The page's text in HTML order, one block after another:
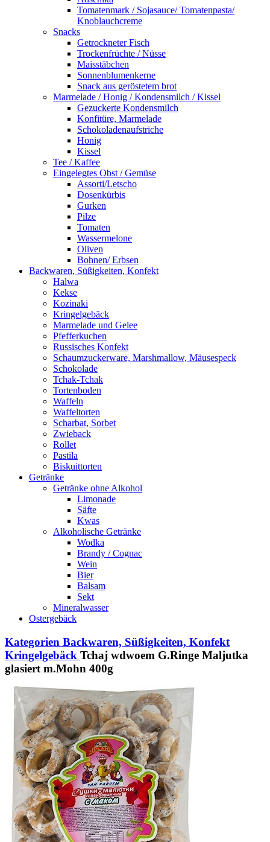
Tomatenmark / Sojasauce/ Tomatenpasta/
Knoblauchcreme
Snacks
Getrockneter Fisch
Trockenfrüchte / Nüsse
Maisstäbchen
Sonnenblumenkerne
Snack aus geröstetem brot
Marmelade / Honig / Kondensmilch / Kissel
Gezuckerte Kondensmilch
Konfitüre, Marmelade
Schokoladenaufstriche
Honig
Kissel
Tee / Kaffee
Eingelegtes Obst / Gemüse
Assorti/Letscho
Dosenkürbis
Gurken
Pilze
Tomaten
Wassermelone
Oliven
Bohnen/ Erbsen
Backwaren, Süßigkeiten, Konfekt
Halwa
Kekse
Kozinaki
Kringelgebäck
Marmelade und Gelee
Pfefferkuchen
Russisches Konfekt
Schaumzuckerware, Marshmallow, Mäusespeck
Schokolade
Tchak-Tchak
Tortenboden
Waffeln
Waffeltorten
Scharbat, Sorbet
Zwieback
Rollet
Pastila
Biskuittorten
Getränke
Getränke ohne Alkohol
Limonade
Säfte
Kwas
Alkoholische Getränke
Wodka
Brandy / Cognac
Wein
Bier
Balsam
Sekt
Mineralwasser
Ostergebäck
Kategorien Backwaren, Süßigkeiten, Konfekt
Kringelgebäck Tchaj wdwoem G.Ringe Maljutka
glasiert m.Mohn 400g